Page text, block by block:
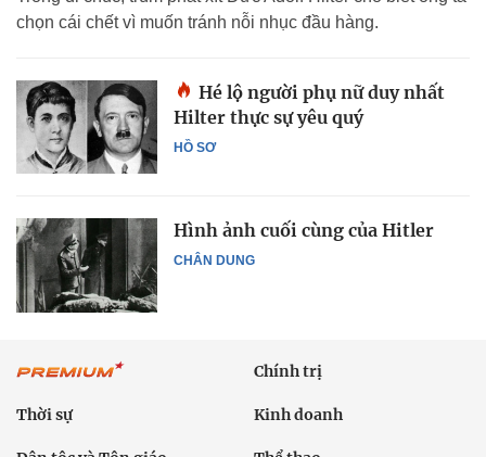
chọn cái chết vì muốn tránh nỗi nhục đầu hàng.
HỒ SƠ
Hé lộ người phụ nữ duy nhất
Hilter thực sự yêu quý
CHÂN DUNG
Hình ảnh cuối cùng của Hitler
Chính trị
Thời sự Kinh doanh